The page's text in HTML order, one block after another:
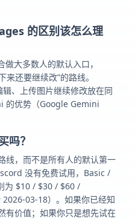
的区别该怎么理
大多数人的默认入口，
还要继续改”的路线。
、上传图片继续修改放在同
的优势（Google Gemini
吗？
线，而不是所有人的默认第一
没有免费试用，Basic /
为 $10 / $30 / $60 /
03-18）。如果你已经知
有价值；如果你只是想先试在